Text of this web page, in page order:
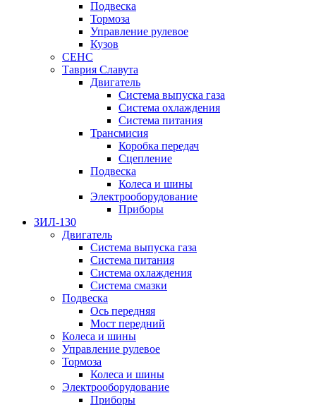
Подвеска
Тормоза
Управление рулевое
Кузов
СЕНС
Таврия Славута
Двигатель
Система выпуска газа
Система охлаждения
Система питания
Трансмисия
Коробка передач
Сцепление
Подвеска
Колеса и шины
Электрооборудование
Приборы
ЗИЛ-130
Двигатель
Система выпуска газа
Система питания
Система охлаждения
Система смазки
Подвеска
Ось передняя
Мост передний
Колеса и шины
Управление рулевое
Тормоза
Колеса и шины
Электрооборудование
Приборы